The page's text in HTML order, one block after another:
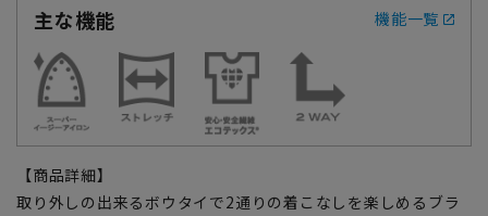
主な機能
機能一覧
【商品詳細】
取り外しの出来るボウタイで2通りの着こなしを楽しめるブラ